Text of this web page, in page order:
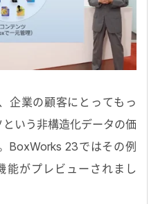
企業の顧客にとってもっ
いう非構造化データの価
BoxWorks 23ではその例
能がプレビューされまし